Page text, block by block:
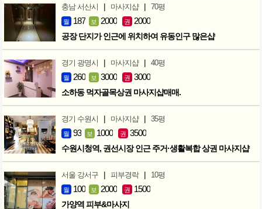
충남 서산시 | 마사지샵 | 70평
월 187 보 2000 권 2000
공장 단지가 인근에 위치하여 유동인구 많은샵
경기 광명시 | 마사지샵 | 40평
월 260 보 3000 권 3000
소하동 먹자골목상권 마사지샵매매.
경기 수원시 | 마사지샵 | 35평
월 93 보 1000 권 3500
수원시청역, 권선시장 인근 주거·생활복합 상권 마사지샵
서울 강서구 | 피부경락 | 10평
월 100 보 2000 권 1500
가양역 피부&마사지